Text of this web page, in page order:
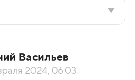
Васильев
2024, 06:03